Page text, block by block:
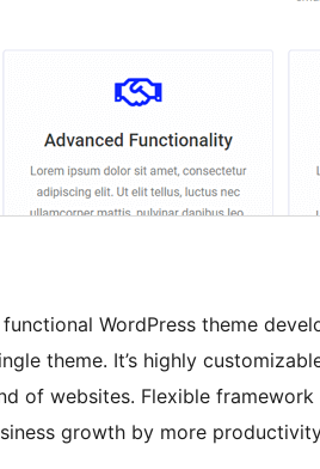
WordPress theme
theme. It’s highly
of websites. Flexible
growth by more